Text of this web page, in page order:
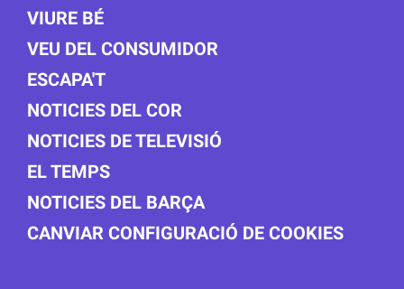
VIURE BÉ
VEU DEL CONSUMIDOR
ESCAPA'T
NOTICIES DEL COR
NOTICIES DE TELEVISIÓ
EL TEMPS
NOTICIES DEL BARÇA
CANVIAR CONFIGURACIÓ DE COOKIES